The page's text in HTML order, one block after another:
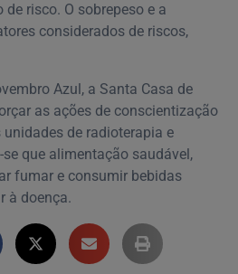
risco. O sobrepeso e a
considerados de riscos,
Azul, a Santa Casa de
as ações de conscientização
de radioterapia e
que alimentação saudável,
fumar e consumir bebidas
à doença.